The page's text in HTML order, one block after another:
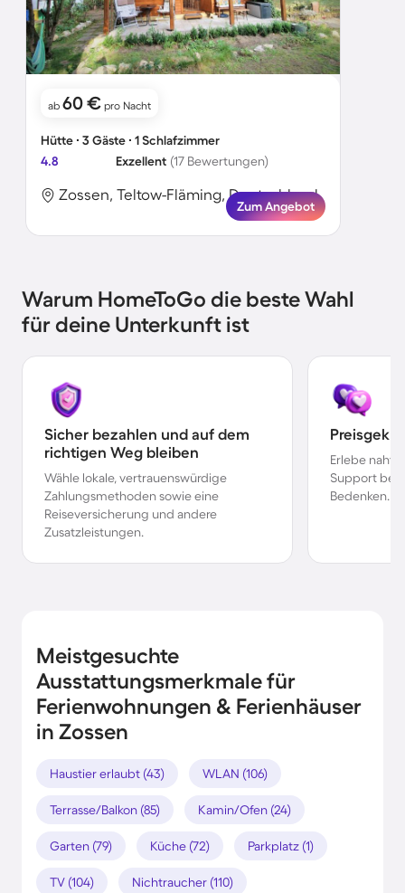
ab 60 € pro Nacht
Hütte ∙ 3 Gäste ∙ 1 Schlafzimmer
4.8
Exzellent (17 Bewertungen)
Zossen, Teltow-Fläming, Deutschland
Zum Angebot
Warum HomeToGo die beste Wahl
für deine Unterkunft ist
Sicher bezahlen und auf dem
richtigen Weg bleiben
Wähle lokale, vertrauenswürdige
Zahlungsmethoden sowie eine
Reiseversicherung und andere
Zusatzleistungen.
Erlebe
Support bei
Bedenken.
Meistgesuchte
Ausstattungsmerkmale für
Ferienwohnungen & Ferienhäuser
in Zossen
Haustier erlaubt (43) WLAN (106)
Terrasse/Balkon (85) Kamin/Ofen (24)
Garten (79) Küche (72) Parkplatz (1)
TV (104) Nichtraucher (110)